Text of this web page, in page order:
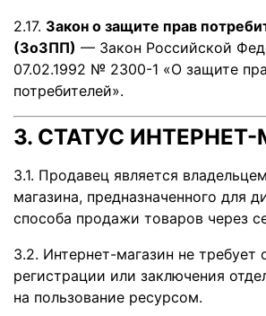
2.17. Закон о защите прав
(ЗоЗПП) — Закон Российской
07.02.1992 № 2300-1 «О защите
потребителей».
3. СТАТУС
3.1. Продавец является
магазина, предназначенного для
способа продажи товаров через
3.2. Интернет-магазин не требует
регистрации или заключения
на пользование ресурсом.